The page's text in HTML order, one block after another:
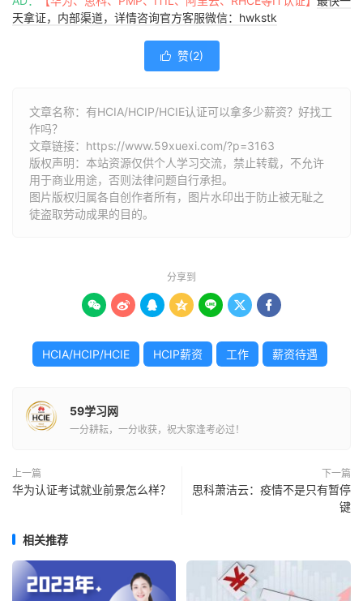
天拿证，内部渠道，详情咨询官方客服微信：hwkstk
 赞(2)
文章名称：有HCIA/HCIP/HCIE认证可以拿多少薪资？好找工
作吗？
文章链接： https://www.59xuexi.com/?p=3163
版权声明：本站资源仅供个人学习交流，禁止转载，不允许
用于商业用途，否则法律问题自行承担。
图片版权归属各自创作者所有，图片水印出于防止被无耻之
徒盗取劳动成果的目的。
分享到
      
HCIA/HCIP/HCIE HCIP薪资 工作 薪资待遇
59学习网
一分耕耘，一分收获，祝大家逢考必过！
上一篇
华为认证考试就业前景怎么样？
下一篇
思科萧洁云：疫情不是只有暂停
键
相关推荐